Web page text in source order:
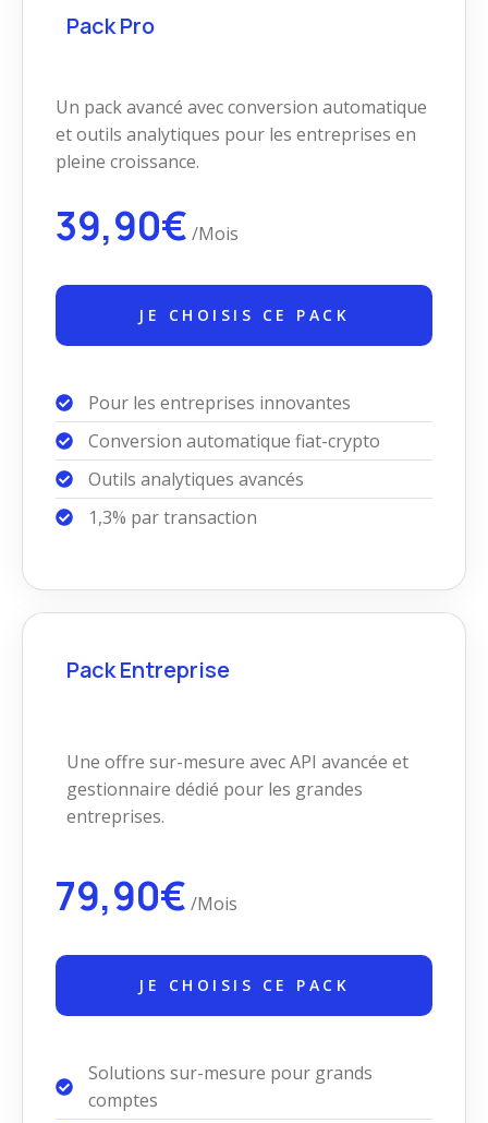
Pack Pro
Un pack avancé avec conversion automatique
et outils analytiques pour les entreprises en
pleine croissance.
39,90€ /Mois
JE CHOISIS CE PACK
Pour les entreprises innovantes
Conversion automatique fiat-crypto
Outils analytiques avancés
1,3% par transaction
Pack Entreprise
Une offre sur-mesure avec API avancée et
gestionnaire dédié pour les grandes
entreprises.
79,90€ /Mois
JE CHOISIS CE PACK
Solutions sur-mesure pour grands
comptes